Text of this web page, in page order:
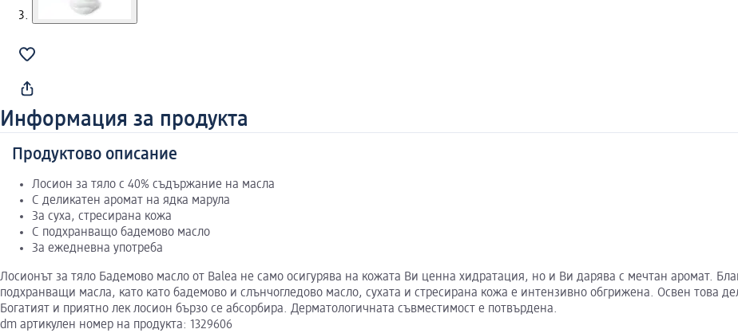
Информация за продукта
Продуктово описание
Лосион за тяло с 40% съдържание на масла
С деликатен аромат на ядка марула
За суха, стресирана кожа
С подхранващо бадемово масло
За ежедневна употреба
Лосионът за тяло Бадемово масло от Balea не само осигурява на кожата Ви ценна хидратация, но и Ви дарява с мечтан аромат.
подхранващи масла, като като бадемово и слънчогледово масло, сухата и стресирана кожа е интензивно обгрижена. Освен това
Богатият и приятно лек лосион бързо се абсорбира. Дерматологичната съвместимост е потвърдена.
dm артикулен номер на продукта: 1329606